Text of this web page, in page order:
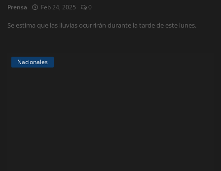
Prensa Feb 24, 2025 0
Se estima que las lluvias ocurrirán durante la tarde de este lunes.
Nacionales